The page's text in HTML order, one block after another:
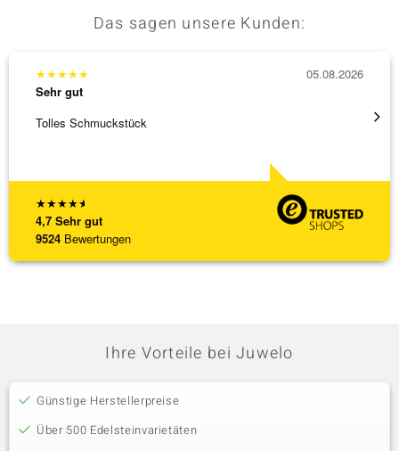
Das sagen unsere Kunden:
★★★★★
4,7 Sehr gut
9524 Bewertungen
★★★★★
Sehr gut
Tolles Schmuckstück
05.08.2026
Ihre Vorteile bei Juwelo
Günstige Herstellerpreise
Über 500 Edelsteinvarietäten